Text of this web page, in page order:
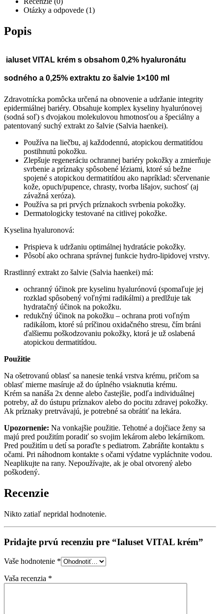
Otázky a odpovede (1)
Popis
ialuset VITAL krém s obsahom 0,2% hyaluronátu
sodného a 0,25% extraktu zo šalvie 1×100 ml
Zdravotnícka pomôcka určená na obnovenie a udržanie integrity
epidermiálnej bariéry. Obsahuje komplex kyseliny hyalurónovej
(sodná soľ) s dvojakou molekulovou hmotnosťou a špeciálny a
patentovaný suchý extrakt zo šalvie (Salvia haenkei).
Používa na liečbu, aj každodennú, atopickou dermatitídou
postihnutú pokožku.
Zlepšuje regeneráciu ochrannej bariéry pokožky a zmierňuje
svrbenie a príznaky spôsobené léziami, ktoré sú bežne
spojené s atopickou dermatitídou ako napríklad: sčervenanie
kože, opuch/pupence, chrasty, tvorba lišajov, suchosť (aj
závažná xeróza).
Používa sa pri prvých príznakoch svrbenia pokožky.
Dermatologicky testované na citlivej pokožke.
Kyselina hyaluronová:
Prispieva k udržaniu optimálnej hydratácie pokožky.
Pôsobí ako ochrana správnej funkcie hydro-lipidovej vrstvy.
Rrastlinný extrakt zo šalvie (Salvia haenkei) má:
ochranný účinok pre kyselinu hyalurónovú (spomaľuje jej
rozklad spôsobený voľnými radikálmi) a predlžuje tak
hydratačný účinok na pokožku.
redukčný účinok na pokožku – ochrana proti voľným
radikálom, ktoré sú príčinou oxidačného stresu, čím bráni
ďalšiemu poškodzovaniu pokožky, ktorá je už oslabená
atopickou dermatitídou.
Použitie
Na ošetrovanú oblasť sa nanesie tenká vrstva krému, pričom sa
oblasť mierne masíruje až do úplného vsiaknutia krému.
Krém sa nanáša 2x denne alebo častejšie, podľa individuálnej
potreby, až do ústupu príznakov alebo do pocitu zdravej pokožky.
Ak príznaky pretrvávajú, je potrebné sa obrátiť na lekára.
Upozornenie: Na vonkajšie použitie. Tehotné a dojčiace ženy sa
majú pred použitím poradiť so svojim lekárom alebo lekárnikom.
Pred použitím u detí sa poraďte s pediatrom. Zabráňte kontaktu s
očami. Pri náhodnom kontakte s očami výdatne vypláchnite vodou.
Neaplikujte na rany. Nepoužívajte, ak je obal otvorený alebo
poškodený.
Recenzie
Nikto zatiaľ nepridal hodnotenie.
Pridajte prvú recenziu pre “Ialuset VITAL krém”
Vaše hodnotenie *
Vaša recenzia *